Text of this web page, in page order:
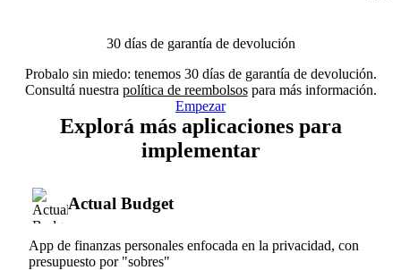
30 días de garantía de devolución
Probalo sin miedo: tenemos 30 días de garantía de devolución.
Consultá nuestra política de reembolsospara más información.
Empezar
Explorá más aplicaciones para
implementar
Actual Budget
App de finanzas personales enfocada en la privacidad, con
presupuesto por "sobres"